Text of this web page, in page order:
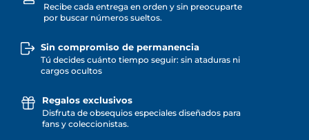
Recibe cada entrega en orden y sin preocuparte
por buscar números sueltos.
Sin compromiso de permanencia
Tú decides cuánto tiempo seguir: sin ataduras ni
cargos ocultos
Regalos exclusivos
Disfruta de obsequios especiales diseñados para
fans y coleccionistas.